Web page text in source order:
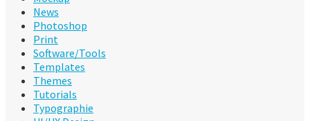
News
Photoshop
Print
Software/Tools
Templates
Themes
Tutorials
Typographie